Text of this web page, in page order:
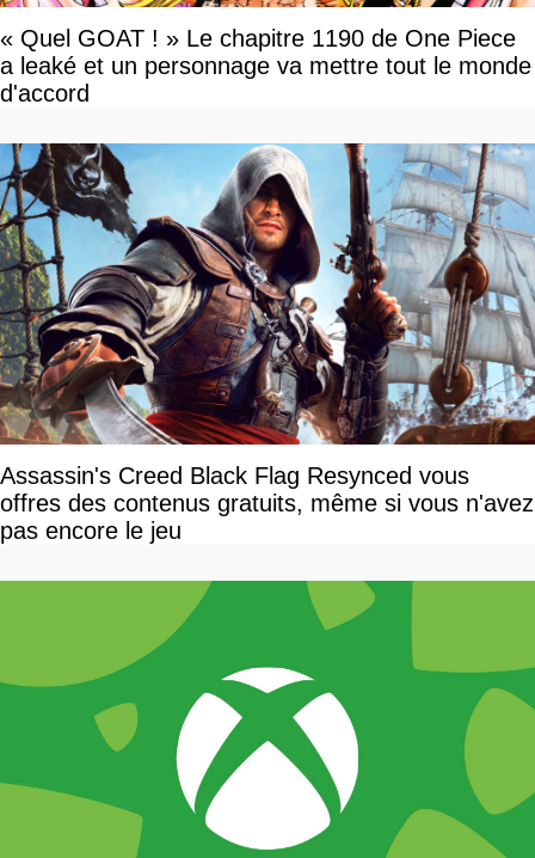
« Quel GOAT ! » Le chapitre 1190 de One Piece
a leaké et un personnage va mettre tout le monde
d'accord
Assassin's Creed Black Flag Resynced vous
offres des contenus gratuits, même si vous n'avez
pas encore le jeu